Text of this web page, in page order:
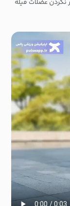
نکردن عضلات فیله